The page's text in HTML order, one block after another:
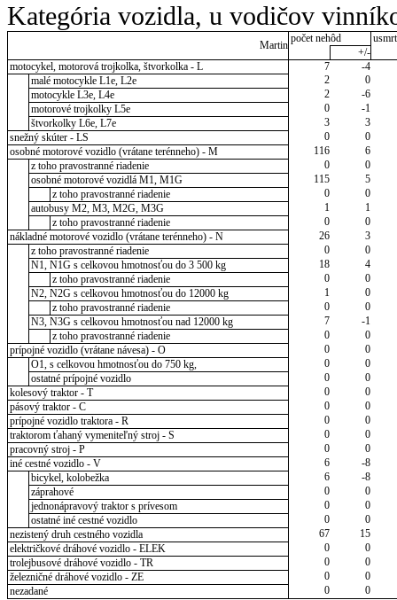
Kategória vozidla, u vodičov
Martin
počet nehôd
+/-
motocykel, motorová trojkolka, štvorkolka - L
7
-4
malé motocykle L1e, L2e
2
0
motocykle L3e, L4e
2
-6
motorové trojkolky L5e
0
-1
štvorkolky L6e, L7e
3
3
snežný skúter - LS
0
0
osobné motorové vozidlo (vrátane terénneho) - M
116
6
z toho pravostranné riadenie
0
0
osobné motorové vozidlá M1, M1G
115
5
z toho pravostranné riadenie
0
0
autobusy M2, M3, M2G, M3G
1
1
z toho pravostranné riadenie
0
0
nákladné motorové vozidlo (vrátane terénneho) - N
26
3
z toho pravostranné riadenie
0
0
N1, N1G s celkovou hmotnosťou do 3 500 kg
18
4
z toho pravostranné riadenie
0
0
N2, N2G s celkovou hmotnosťou do 12000 kg
1
0
z toho pravostranné riadenie
0
0
N3, N3G s celkovou hmotnosťou nad 12000 kg
7
-1
z toho pravostranné riadenie
0
0
prípojné vozidlo (vrátane návesa) - O
0
0
O1, s celkovou hmotnosťou do 750 kg,
0
0
ostatné prípojné vozidlo
0
0
kolesový traktor - T
0
0
pásový traktor - C
0
0
prípojné vozidlo traktora - R
0
0
traktorom ťahaný vymeniteľný stroj - S
0
0
pracovný stroj - P
0
0
iné cestné vozidlo - V
6
-8
bicykel, kolobežka
6
-8
záprahové
0
0
jednonápravový traktor s prívesom
0
0
ostatné iné cestné vozidlo
0
0
nezistený druh cestného vozidla
67
15
električkové dráhové vozidlo - ELEK
0
0
trolejbusové dráhové vozidlo - TR
0
0
železničné dráhové vozidlo - ZE
0
0
nezadané
0 0